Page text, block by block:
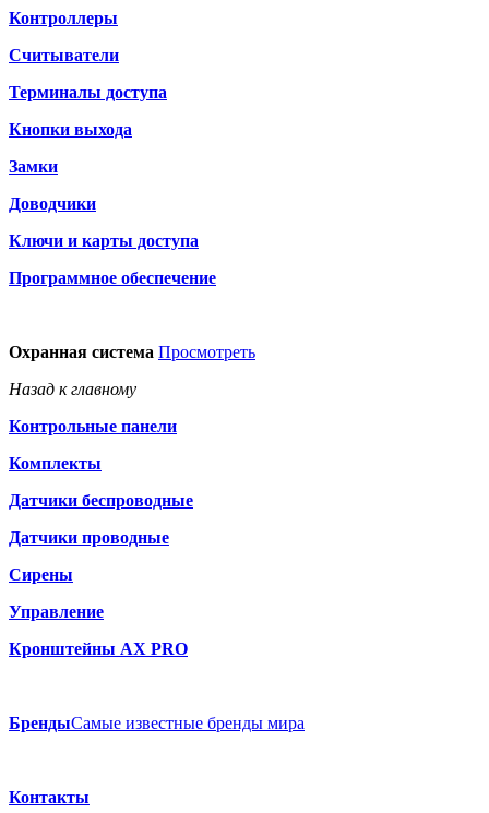
Контроллеры
Считыватели
Терминалы доступа
Кнопки выхода
Замки
Доводчики
Ключи и карты доступа
Программное обеспечение
Охранная система Просмотреть
Назад к главному
Контрольные панели
Комплекты
Датчики беспроводные
Датчики проводные
Сирены
Управление
Кронштейны AX PRO
БрендыСамые известные бренды мира
Контакты